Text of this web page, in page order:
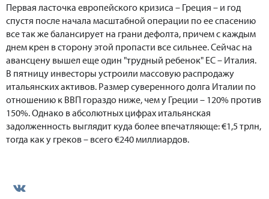
Первая ласточка европейского кризиса – Греция – и год
спустя после начала масштабной операции по ее спасению
все так же балансирует на грани дефолта, причем с каждым
днем крен в сторону этой пропасти все сильнее. Сейчас на
авансцену вышел еще один "трудный ребенок" ЕС – Италия.
В пятницу инвесторы устроили массовую распродажу
итальянских активов. Размер суверенного долга Италии по
отношению к ВВП гораздо ниже, чем у Греции – 120% против
150%. Однако в абсолютных цифрах итальянская
задолженность выглядит куда более впечатляюще: €1,5 трлн,
тогда как у греков – всего €240 миллиардов.